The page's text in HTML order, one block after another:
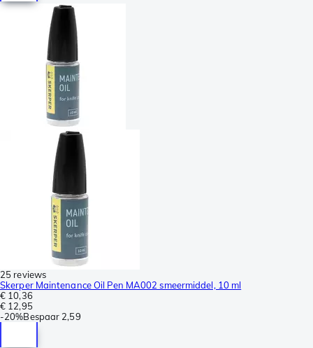
25 reviews
Skerper Maintenance Oil Pen MA002 smeermiddel, 10 ml
€ 10,36
€ 12,95
-20%Bespaar 2,59